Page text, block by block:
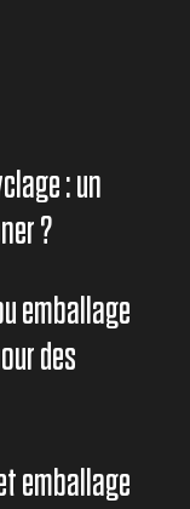
: un
?
emballage
des
emballage